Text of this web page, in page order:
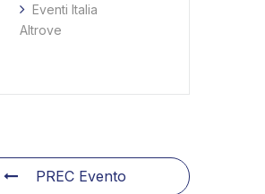
Eventi Italia
Altrove
PREC Evento